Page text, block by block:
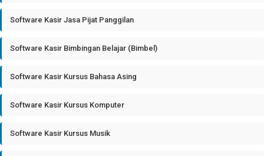
Software Kasir Jasa Pijat Panggilan
Software Kasir Bimbingan Belajar (Bimbel)
Software Kasir Kursus Bahasa Asing
Software Kasir Kursus Komputer
Software Kasir Kursus Musik